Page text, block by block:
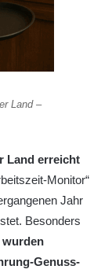
Land –
Land erreicht
Monitor“
Jahr
Besonders
wurden
Genuss-